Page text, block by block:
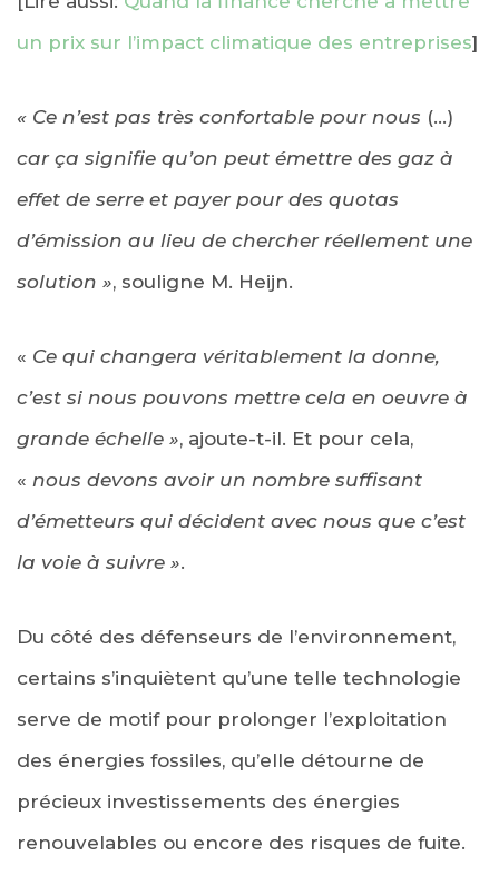
un prix sur l’impact climatique des entreprises]
« Ce n’est pas très confortable pour nous (…)
car ça signifie qu’on peut émettre des gaz à
effet de serre et payer pour des quotas
d’émission au lieu de chercher réellement une
solution », souligne M. Heijn.
« Ce qui changera véritablement la donne,
c’est si nous pouvons mettre cela en oeuvre à
grande échelle », ajoute-t-il. Et pour cela,
« nous devons avoir un nombre suffisant
d’émetteurs qui décident avec nous que c’est
la voie à suivre ».
Du côté des défenseurs de l’environnement,
certains s’inquiètent qu’une telle technologie
serve de motif pour prolonger l’exploitation
des énergies fossiles, qu’elle détourne de
précieux investissements des énergies
renouvelables ou encore des risques de fuite.